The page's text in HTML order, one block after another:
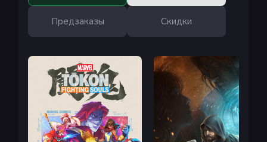
Предзаказы Скидки